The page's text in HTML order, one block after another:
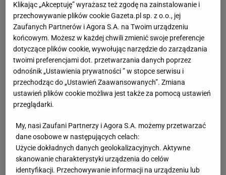
Klikając „Akceptuję” wyrażasz też zgodę na zainstalowanie i
przechowywanie plików cookie Gazeta.pl sp. z o.o., jej
Zaufanych Partnerów i Agora S.A. na Twoim urządzeniu
końcowym. Możesz w każdej chwili zmienić swoje preferencje
dotyczące plików cookie, wywołując narzędzie do zarządzania
twoimi preferencjami dot. przetwarzania danych poprzez
odnośnik „Ustawienia prywatności ” w stopce serwisu i
przechodząc do „Ustawień Zaawansowanych”. Zmiana
ustawień plików cookie możliwa jest także za pomocą ustawień
przeglądarki.
My, nasi Zaufani Partnerzy i Agora S.A. możemy przetwarzać
dane osobowe w następujących celach:
Użycie dokładnych danych geolokalizacyjnych. Aktywne
skanowanie charakterystyki urządzenia do celów
identyfikacji. Przechowywanie informacji na urządzeniu lub